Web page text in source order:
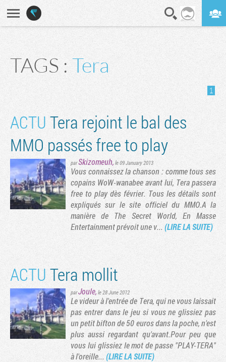
TAGS : Tera
1
ACTU Tera rejoint le bal des
MMO passés free to play
parSkizomeuh, le 09 January 2013
Vous connaissez la chanson : comme tous ses
copains WoW-wanabee avant lui, Tera passera
free to play dès février. Tous les détails sont
expliqués sur le site officiel du MMO.A la
manière de The Secret World, En Masse
Entertainment prévoit une v...(LIRE LA SUITE)
ACTU Tera mollit
parJoule, le 28 June 2012
Le videur à l'entrée de Tera, qui ne vous laissait
pas entrer dans le jeu si vous ne glissiez pas
un petit bifton de 50 euros dans la poche, n'est
plus aussi regardant qu'avant.Pour peu que
vous lui glissiez le mot de passe "PLAY-TERA"
à l'oreille... (LIRE LA SUITE)